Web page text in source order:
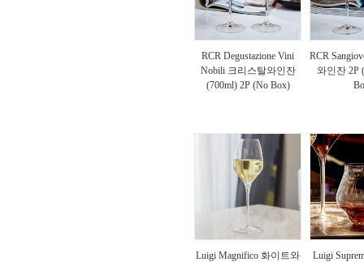
RCR Degustazione Vini
Nobili 크리스탈와인잔
(700ml) 2P (No Box)
RCR
와인잔 2P
Luigi Magnifico 화이트와
Luigi